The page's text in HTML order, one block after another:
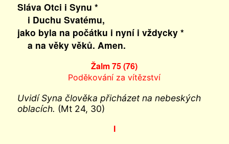
Sláva Otci i Synu *
i Duchu Svatému,
jako byla na počátku i nyní i vždycky *
a na věky věků. Amen.
Žalm 75 (76)
Poděkování za vítězství
Uvidí Syna člověka přicházet na nebeských
oblacích. (Mt 24, 30)
I